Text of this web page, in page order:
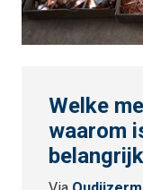
Welke
waarom